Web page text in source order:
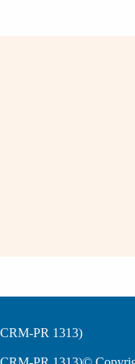
PR 1313)